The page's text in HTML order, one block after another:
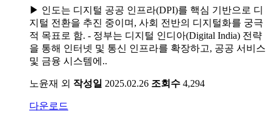
▶ 인도는 디지털 공공 인프라(DPI)를 핵심 기반으로 디
지털 전환을 추진 중이며, 사회 전반의 디지털화를 궁극
적 목표로 함. - 정부는 디지털 인디아(Digital India) 전략
을 통해 인터넷 및 통신 인프라를 확장하고, 공공 서비스
및 금융 시스템에..
노윤재 외 작성일 2025.02.26 조회수 4,294
다운로드